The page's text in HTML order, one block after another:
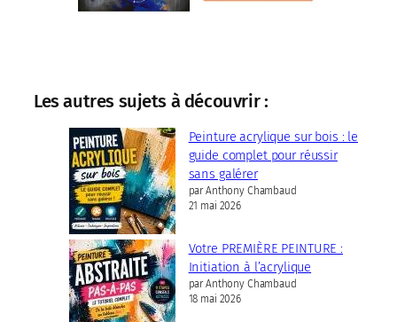
Les autres sujets à découvrir :
Peinture acrylique sur bois : le
guide complet pour réussir
sans galérer
par Anthony Chambaud
21 mai 2026
Votre PREMIÈRE PEINTURE :
Initiation à l’acrylique
par Anthony Chambaud
18 mai 2026